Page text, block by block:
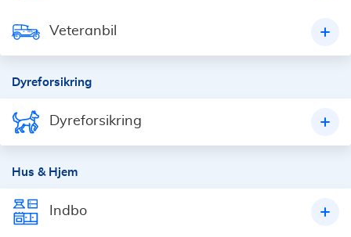
Veteranbil
Dyreforsikring
Dyreforsikring
Hus & Hjem
Indbo